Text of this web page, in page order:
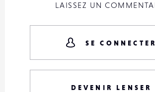
LAISSEZ UN
SE CONNECTER
DEVENIR LENSER